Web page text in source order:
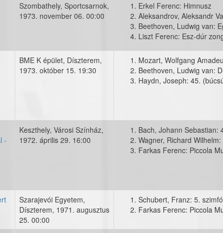
Szombathely, Sportcsarnok,
1973. november 06. 00:00
Erkel Ferenc: Himnusz
Aleksandrov, Aleksandr
Beethoven, Ludwig van:
Liszt Ferenc: Esz-dúr
BME K épület, Díszterem,
1973. október 15. 19:30
Mozart, Wolfgang
Beethoven, Ludwig van:
Haydn, Joseph: 45.
-
Keszthely, Városi Színház,
1972. április 29. 16:00
Bach, Johann Sebastian:
Wagner, Richard
Farkas Ferenc: Piccola
Szarajevói Egyetem,
Díszterem, 1971. augusztus
25. 00:00
Schubert, Franz: 5.
Farkas Ferenc: Piccola